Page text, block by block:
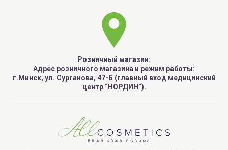
Розничный магазин:
Адрес розничного магазина и режим работы:
г.Минск, ул. Сурганова, 47-Б (главный вход медицинский
центр “НОРДИН”).